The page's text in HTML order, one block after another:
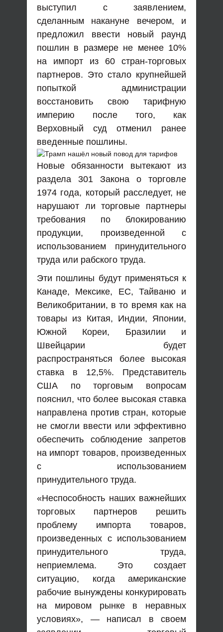
выступил с заявлением,
сделанным накануне вечером, и
предложил ввести новый раунд
пошлин в размере не менее 10%
на импорт из 60 стран-торговых
партнеров. Это стало крупнейшей
попыткой администрации
восстановить свою тарифную
империю после того, как
Верховный суд отменил ранее
введенные пошлины.
Новые обязанности вытекают из
раздела 301 Закона о торговле
1974 года, который расследует, не
нарушают ли торговые партнеры
требования по блокированию
продукции, произведенной с
использованием принудительного
труда или рабского труда.
Эти пошлины будут применяться к
Канаде, Мексике, ЕС, Тайваню и
Великобритании, в то время как на
товары из Китая, Индии, Японии,
Южной Кореи, Бразилии и
Швейцарии будет
распространяться более высокая
ставка в 12,5%. Представитель
США по торговым вопросам
пояснил, что более высокая ставка
направлена ​​против стран, которые
не смогли ввести или эффективно
обеспечить соблюдение запретов
на импорт товаров, произведенных
с использованием
принудительного труда.
«Неспособность наших важнейших
торговых партнеров решить
проблему импорта товаров,
произведенных с использованием
принудительного труда,
неприемлема. Это создает
ситуацию, когда американские
рабочие вынуждены конкурировать
на мировом рынке в неравных
условиях», — написал в своем